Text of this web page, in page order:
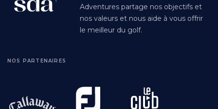
Adventures partage nos objectifs et
nos valeurs et nous aide à vous offrir
le meilleur du golf.
NOS PARTENAIRES